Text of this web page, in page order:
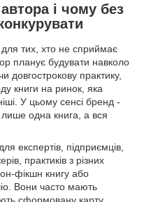
і чому без
тих, хто не сприймає
планує будувати навколо
довгострокову практику,
книги на ринок, яка
У цьому сенсі бренд -
одна книга, а вся
експертів, підприємців,
практиків з різних
фікшн книгу або
Вони часто мають